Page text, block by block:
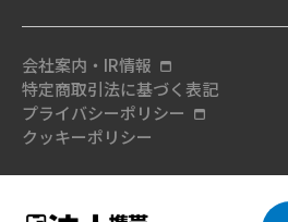
会社案内・IR情報
特定商取引法に基づく表記
プライバシーポリシー
クッキーポリシー